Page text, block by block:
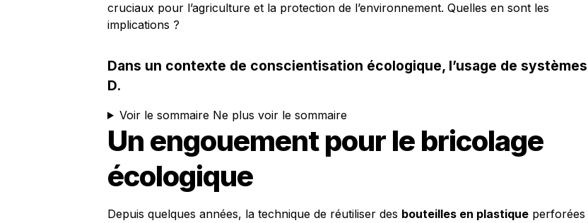
cruciaux pour l’agriculture et la protection de l’environnement. Quelles en sont les
implications ?
Dans un contexte de conscientisation écologique, l’usage de systèmes
D.
Voir le sommaire Ne plus voir le sommaire
Un engouement pour le bricolage
écologique
Depuis quelques années, la technique de réutiliser des bouteilles en plastique perforées